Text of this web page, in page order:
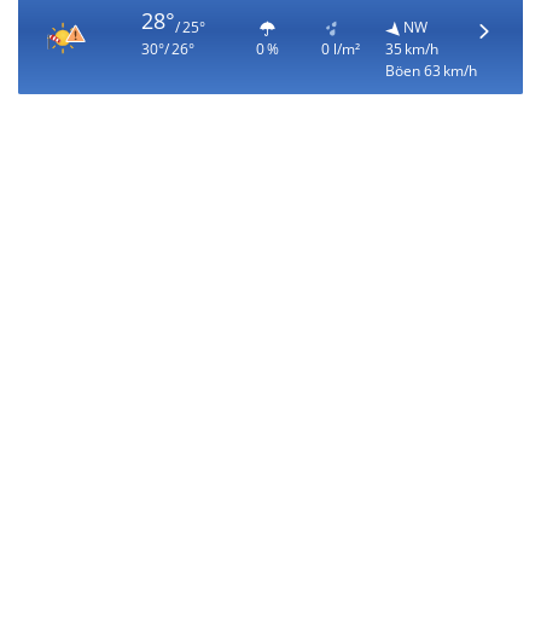
28°/ 25°
30°/ 26°
0 % 0 l/m²
NW
35 km/h
Böen 63 km/h